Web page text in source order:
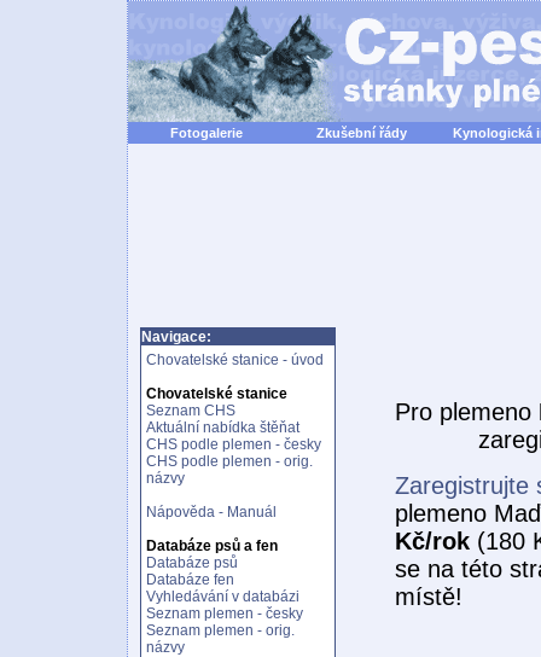
Fotogalerie Zkušební řády Kynologická
Navigace:
Chovatelské stanice - úvod
Chovatelské stanice
Seznam CHS
Aktuální nabídka štěňat
CHS podle plemen - česky
CHS podle plemen - orig.
názvy
Nápověda - Manuál
Databáze psů a fen
Databáze psů
Databáze fen
Vyhledávání v databázi
Seznam plemen - česky
Seznam plemen - orig.
názvy
Pro plemeno
Zaregistrujte
plemeno
Kč/rok (180
se na této
místě!